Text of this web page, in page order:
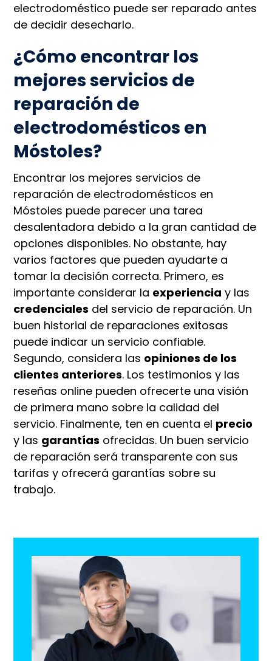
electrodoméstico puede ser reparado antes
de decidir desecharlo.
¿Cómo encontrar los
mejores servicios de
reparación de
electrodomésticos en
Móstoles?
Encontrar los mejores servicios de
reparación de electrodomésticos en
Móstoles puede parecer una tarea
desalentadora debido a la gran cantidad de
opciones disponibles. No obstante, hay
varios factores que pueden ayudarte a
tomar la decisión correcta. Primero, es
importante considerar la experiencia y las
credenciales del servicio de reparación. Un
buen historial de reparaciones exitosas
puede indicar un servicio confiable.
Segundo, considera las opiniones de los
clientes anteriores. Los testimonios y las
reseñas online pueden ofrecerte una visión
de primera mano sobre la calidad del
servicio. Finalmente, ten en cuenta el precio
y las garantías ofrecidas. Un buen servicio
de reparación será transparente con sus
tarifas y ofrecerá garantías sobre su
trabajo.